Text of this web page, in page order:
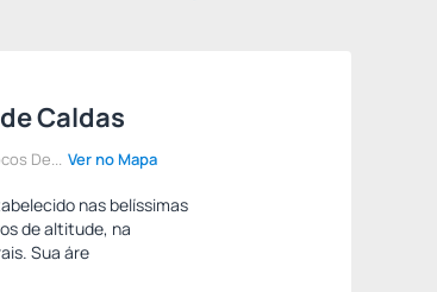
Caldas
De... Ver no Mapa
nas belíssimas
de altitude, na
Sua áre